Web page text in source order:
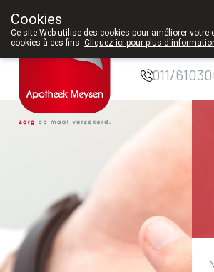
SPRL
011/
Cookies
Ce site Web utilise des cookies pour améliorer
cookies à ces fins. Cliquez ici pour plus